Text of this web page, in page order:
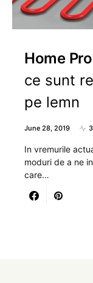
Home
ce sunt
pe lemn
June 28, 2019
In vremurile
moduri de a ne
care…